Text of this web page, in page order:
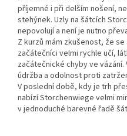
příjemné i při delším nošení,
stehýnek. Uzly na šátcích
nepovolují a není je nutno
Z kurzů mám zkušenost, že
začátečníci velmi rychle učí,
začátečnické chyby ve
údržba a odolnost proti
V poslední době, kdy je trh
nabízí Storchenwiege velmi
v jednoduché barevné řadě